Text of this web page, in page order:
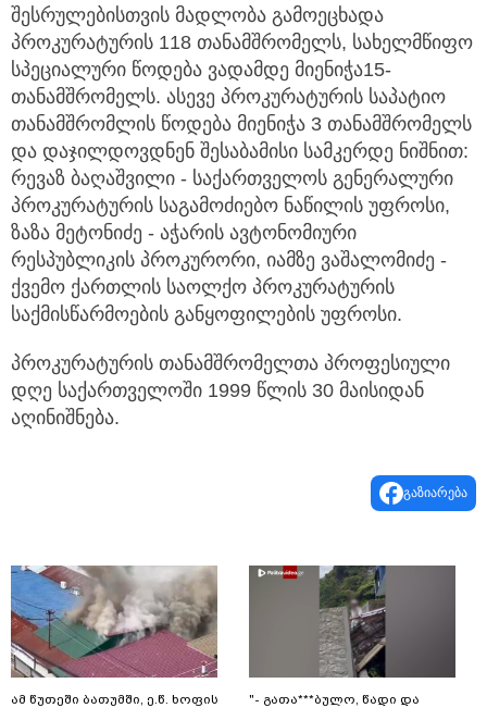
შესრულებისთვის მადლობა გამოეცხადა
პროკურატურის 118 თანამშრომელს, სახელმწიფო
სპეციალური წოდება ვადამდე მიენიჭა15-
თანამშრომელს. ასევე პროკურატურის საპატიო
თანამშრომლის წოდება მიენიჭა 3 თანამშრომელს
და დაჯილდოვდნენ შესაბამისი სამკერდე ნიშნით:
რევაზ ბაღაშვილი - საქართველოს გენერალური
პროკურატურის საგამოძიებო ნაწილის უფროსი,
ზაზა მეტონიძე - აჭარის ავტონომიური
რესპუბლიკის პროკურორი, იამზე ვაშალომიძე -
ქვემო ქართლის საოლქო პროკურატურის
საქმისწარმოების განყოფილების უფროსი.
პროკურატურის თანამშრომელთა პროფესიული
დღე საქართველოში 1999 წლის 30 მაისიდან
აღინიშნება.
გაზიარება
ამ წუთეში ბათუმში, ე.წ. ხოფის
"- გათა***ბულო, წადი და